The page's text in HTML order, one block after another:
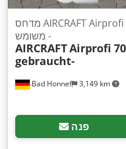
Bad Honnef 3,149 km
מדחס AIRCRAFT Airprofi 703/100 -
משומש -
AIRCRAFTAirprofi
gebraucht-
פנה